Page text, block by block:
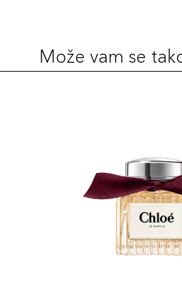
Može vam se